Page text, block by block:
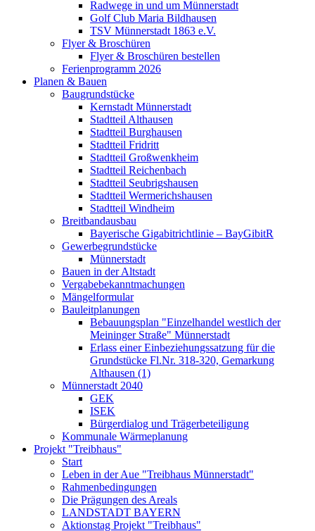
Radwege in und um Münnerstadt
Golf Club Maria Bildhausen
TSV Münnerstadt 1863 e.V.
Flyer & Broschüren
Flyer & Broschüren bestellen
Ferienprogramm 2026
Planen & Bauen
Baugrundstücke
Kernstadt Münnerstadt
Stadtteil Althausen
Stadtteil Burghausen
Stadtteil Fridritt
Stadtteil Großwenkheim
Stadtteil Reichenbach
Stadtteil Seubrigshausen
Stadtteil Wermerichshausen
Stadtteil Windheim
Breitbandausbau
Bayerische Gigabitrichtlinie – BayGibitR
Gewerbegrundstücke
Münnerstadt
Bauen in der Altstadt
Vergabebekanntmachungen
Mängelformular
Bauleitplanungen
Bebauungsplan "Einzelhandel westlich der
Meininger Straße" Münnerstadt
Erlass einer Einbeziehungssatzung für die
Grundstücke Fl.Nr. 318-320, Gemarkung
Althausen (1)
Münnerstadt 2040
GEK
ISEK
Bürgerdialog und Trägerbeteiligung
Kommunale Wärmeplanung
Projekt "Treibhaus"
Start
Leben in der Aue "Treibhaus Münnerstadt"
Rahmenbedingungen
Die Prägungen des Areals
LANDSTADT BAYERN
Aktionstag Projekt "Treibhaus"